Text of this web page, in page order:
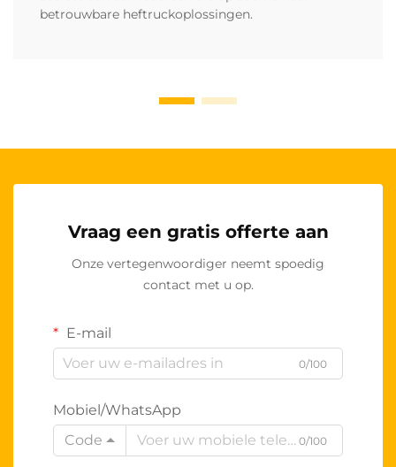
betrouwbare heftruckoplossingen.
Vraag een gratis offerte aan
Onze vertegenwoordiger neemt spoedig
contact met u op.
E-mail
0/100
Mobiel/WhatsApp
Code
0/100